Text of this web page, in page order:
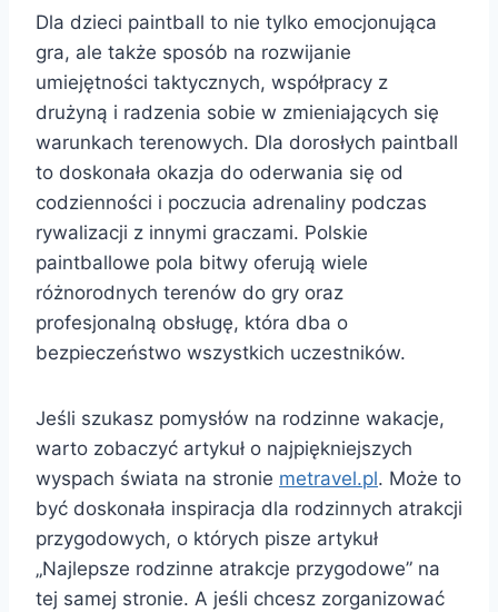
Dla dzieci paintball to nie tylko emocjonująca
gra, ale także sposób na rozwijanie
umiejętności taktycznych, współpracy z
drużyną i radzenia sobie w zmieniających się
warunkach terenowych. Dla dorosłych paintball
to doskonała okazja do oderwania się od
codzienności i poczucia adrenaliny podczas
rywalizacji z innymi graczami. Polskie
paintballowe pola bitwy oferują wiele
różnorodnych terenów do gry oraz
profesjonalną obsługę, która dba o
bezpieczeństwo wszystkich uczestników.
Jeśli szukasz pomysłów na rodzinne wakacje,
warto zobaczyć artykuł o najpiękniejszych
wyspach świata na stronie metravel.pl. Może to
być doskonała inspiracja dla rodzinnych atrakcji
przygodowych, o których pisze artykuł
„Najlepsze rodzinne atrakcje przygodowe” na
tej samej stronie. A jeśli chcesz zorganizować